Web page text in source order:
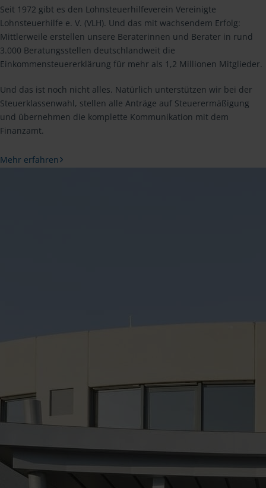
Seit 1972 gibt es den Lohnsteuerhilfeverein Vereinigte
Lohnsteuerhilfe e. V. (VLH). Und das mit wachsendem Erfolg:
Mittlerweile erstellen unsere Beraterinnen und Berater in rund
3.000 Beratungsstellen deutschlandweit die
Einkommensteuererklärung für mehr als 1,2 Millionen Mitglieder.
Und das ist noch nicht alles. Natürlich unterstützen wir bei der
Steuerklassenwahl, stellen alle Anträge auf Steuerermäßigung
und übernehmen die komplette Kommunikation mit dem
Finanzamt.
Mehr erfahren